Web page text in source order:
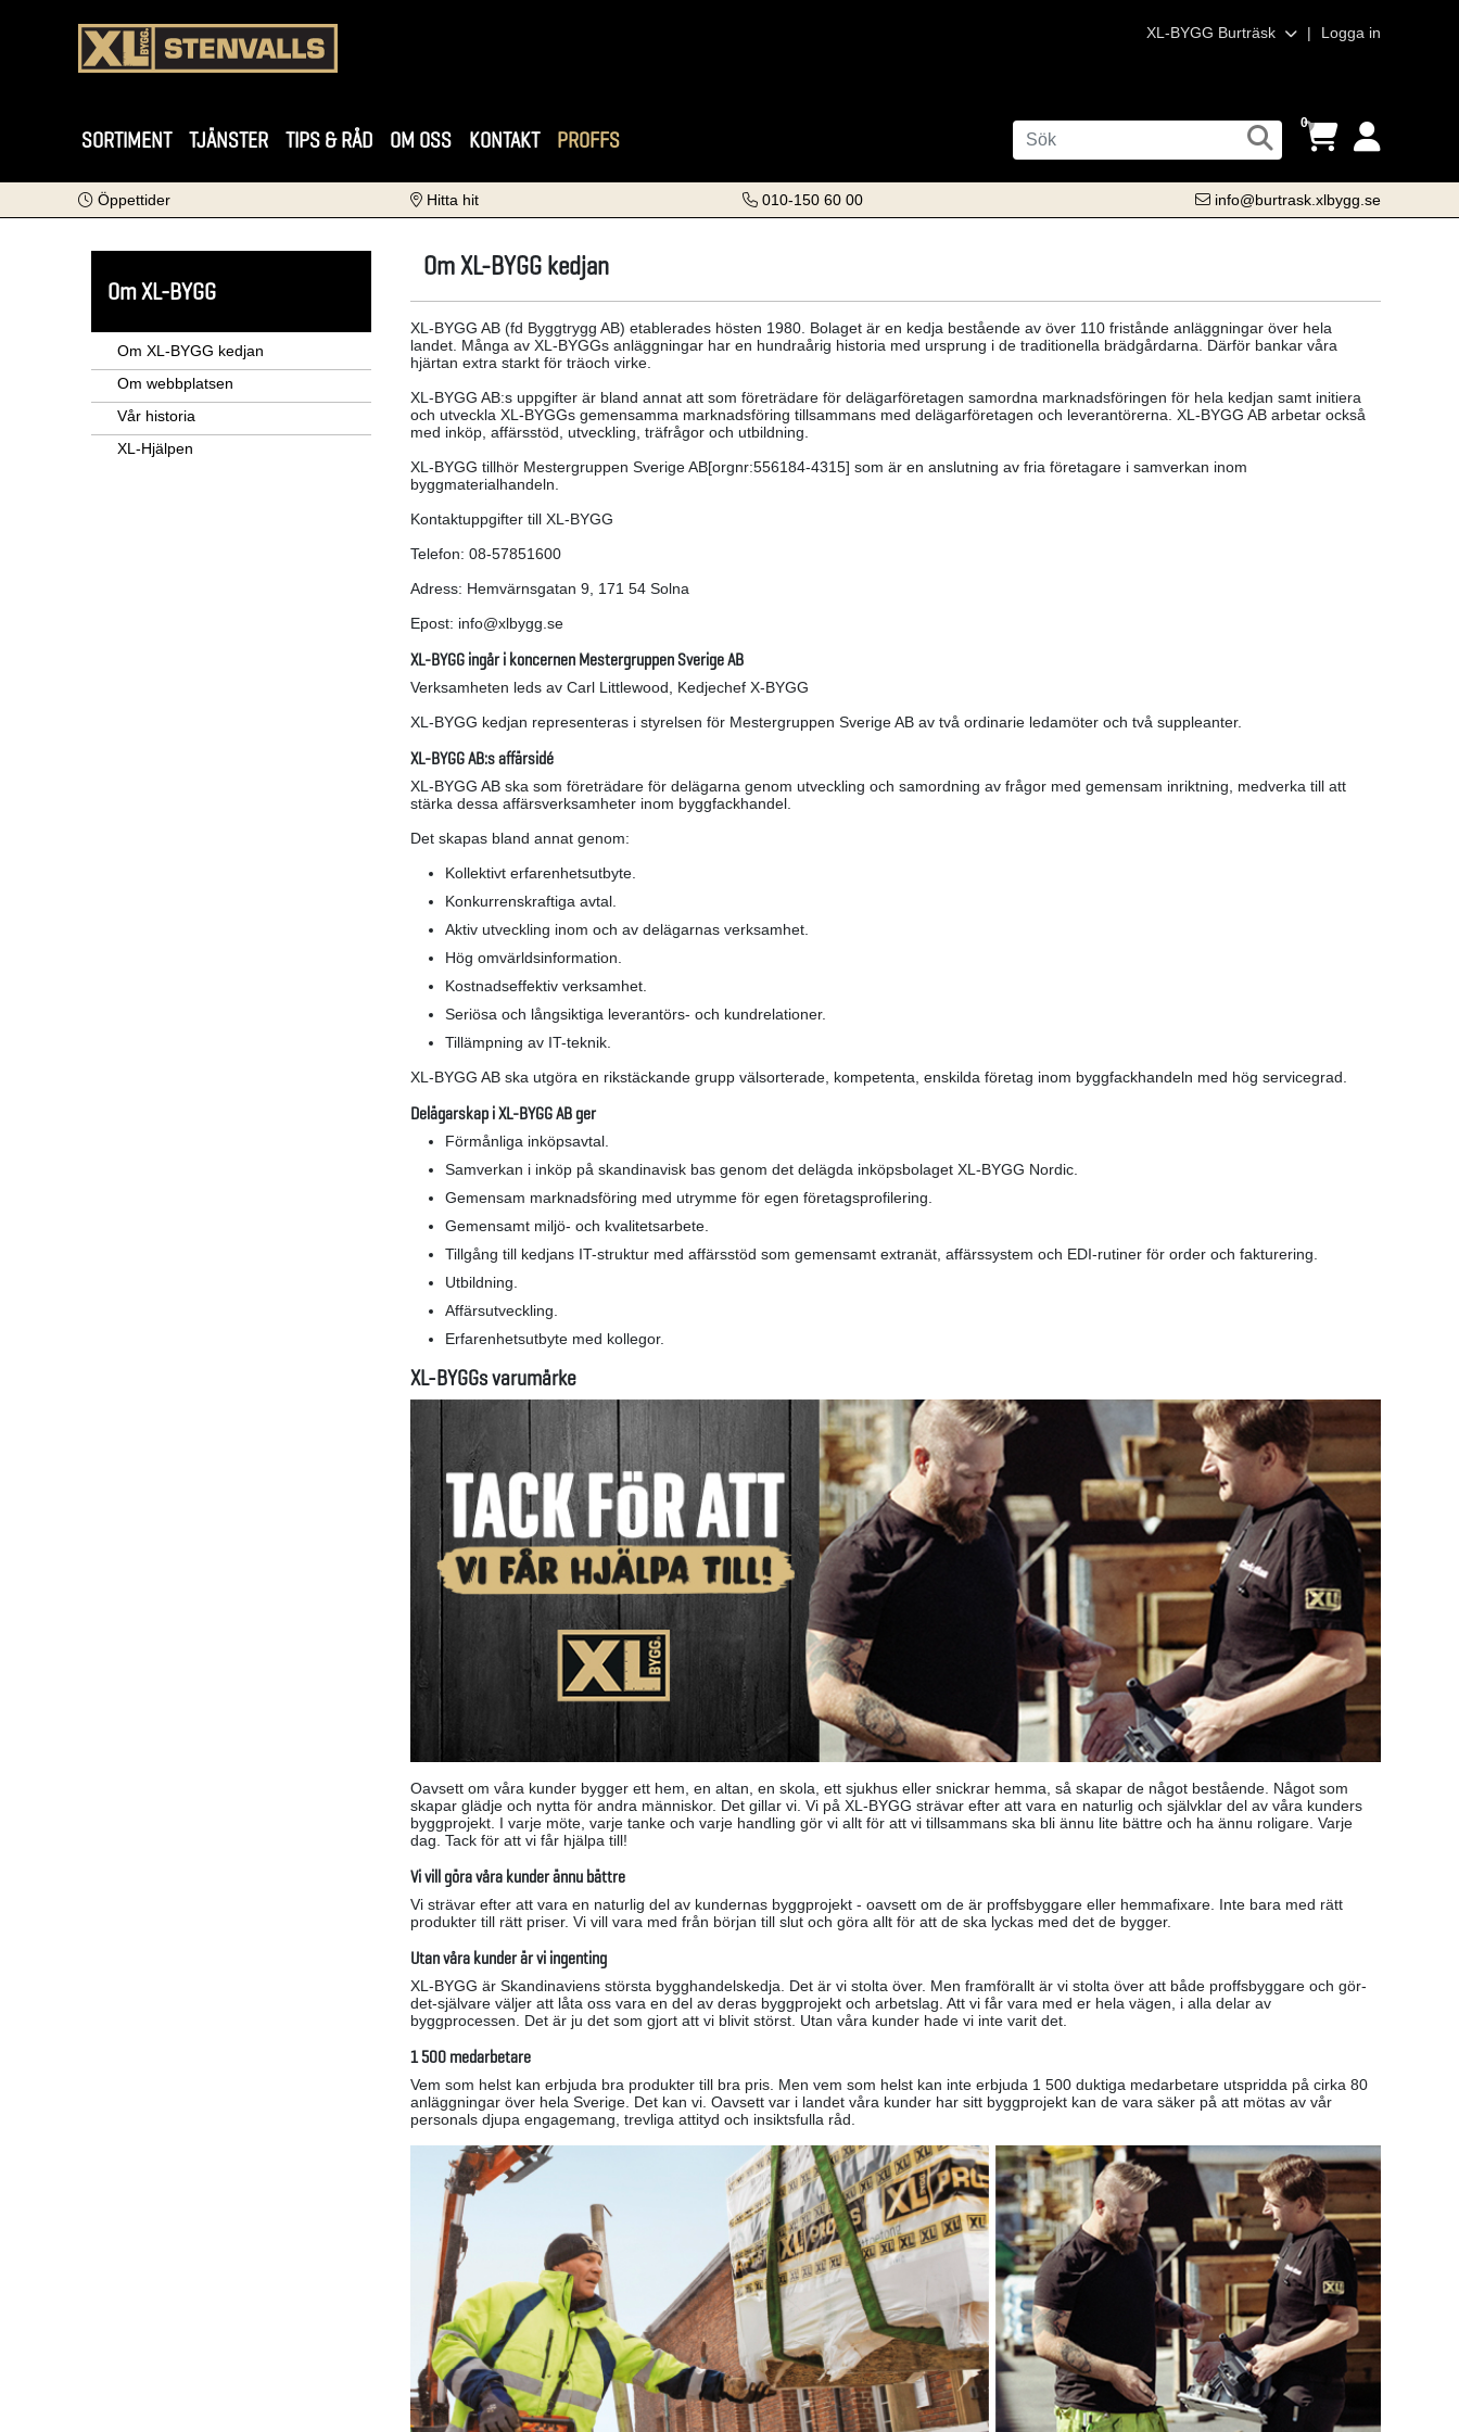
XL-BYGG Burträsk | Logga in
SORTIMENT TJÄNSTER TIPS & RÅD OM OSS KONTAKT PROFFS
0
Öppettider Hitta hit 010-150 60 00 info@burtrask.xlbygg.se
Om XL-BYGG
Om XL-BYGG kedjan
Om webbplatsen
Vår historia
XL-Hjälpen
Om XL-BYGG kedjan
XL-BYGG AB (fd Byggtrygg AB) etablerades hösten 1980. Bolaget är en kedja bestående av över 110 fristånde anläggningar över hela
landet. Många av XL-BYGGs anläggningar har en hundraårig historia med ursprung i de traditionella brädgårdarna. Därför bankar våra
hjärtan extra starkt för träoch virke.
XL-BYGG AB:s uppgifter är bland annat att som företrädare för delägarföretagen samordna marknadsföringen för hela kedjan samt initiera
och utveckla XL-BYGGs gemensamma marknadsföring tillsammans med delägarföretagen och leverantörerna. XL-BYGG AB arbetar också
med inköp, affärsstöd, utveckling, träfrågor och utbildning.
XL-BYGG tillhör Mestergruppen Sverige AB[orgnr:556184-4315] som är en anslutning av fria företagare i samverkan inom
byggmaterialhandeln.
Kontaktuppgifter till XL-BYGG
Telefon: 08-57851600
Adress: Hemvärnsgatan 9, 171 54 Solna
Epost: info@xlbygg.se
XL-BYGG ingår i koncernen Mestergruppen Sverige AB
Verksamheten leds av Carl Littlewood, Kedjechef X-BYGG
XL-BYGG kedjan representeras i styrelsen för Mestergruppen Sverige AB av två ordinarie ledamöter och två suppleanter.
XL-BYGG AB:s affärsidé
XL-BYGG AB ska som företrädare för delägarna genom utveckling och samordning av frågor med gemensam inriktning, medverka till att
stärka dessa affärsverksamheter inom byggfackhandel.
Det skapas bland annat genom:
Kollektivt erfarenhetsutbyte.
Konkurrenskraftiga avtal.
Aktiv utveckling inom och av delägarnas verksamhet.
Hög omvärldsinformation.
Kostnadseffektiv verksamhet.
Seriösa och långsiktiga leverantörs- och kundrelationer.
Tillämpning av IT-teknik.
XL-BYGG AB ska utgöra en rikstäckande grupp välsorterade, kompetenta, enskilda företag inom byggfackhandeln med hög servicegrad.
Delägarskap i XL-BYGG AB ger
Förmånliga inköpsavtal.
Samverkan i inköp på skandinavisk bas genom det delägda inköpsbolaget XL-BYGG Nordic.
Gemensam marknadsföring med utrymme för egen företagsprofilering.
Gemensamt miljö- och kvalitetsarbete.
Tillgång till kedjans IT-struktur med affärsstöd som gemensamt extranät, affärssystem och EDI-rutiner för order och fakturering.
Utbildning.
Affärsutveckling.
Erfarenhetsutbyte med kollegor.
XL-BYGGs varumärke
Oavsett om våra kunder bygger ett hem, en altan, en skola, ett sjukhus eller snickrar hemma, så skapar de något bestående. Något som
skapar glädje och nytta för andra människor. Det gillar vi. Vi på XL-BYGG strävar efter att vara en naturlig och självklar del av våra kunders
byggprojekt. I varje möte, varje tanke och varje handling gör vi allt för att vi tillsammans ska bli ännu lite bättre och ha ännu roligare. Varje
dag. Tack för att vi får hjälpa till!
Vi vill göra våra kunder ännu bättre
Vi strävar efter att vara en naturlig del av kundernas byggprojekt - oavsett om de är proffsbyggare eller hemmafixare. Inte bara med rätt
produkter till rätt priser. Vi vill vara med från början till slut och göra allt för att de ska lyckas med det de bygger.
Utan våra kunder är vi ingenting
XL-BYGG är Skandinaviens största bygghandelskedja. Det är vi stolta över. Men framförallt är vi stolta över att både proffsbyggare och gör-
det-självare väljer att låta oss vara en del av deras byggprojekt och arbetslag. Att vi får vara med er hela vägen, i alla delar av
byggprocessen. Det är ju det som gjort att vi blivit störst. Utan våra kunder hade vi inte varit det.
1 500 medarbetare
Vem som helst kan erbjuda bra produkter till bra pris. Men vem som helst kan inte erbjuda 1 500 duktiga medarbetare utspridda på cirka 80
anläggningar över hela Sverige. Det kan vi. Oavsett var i landet våra kunder har sitt byggprojekt kan de vara säker på att mötas av vår
personals djupa engagemang, trevliga attityd och insiktsfulla råd.